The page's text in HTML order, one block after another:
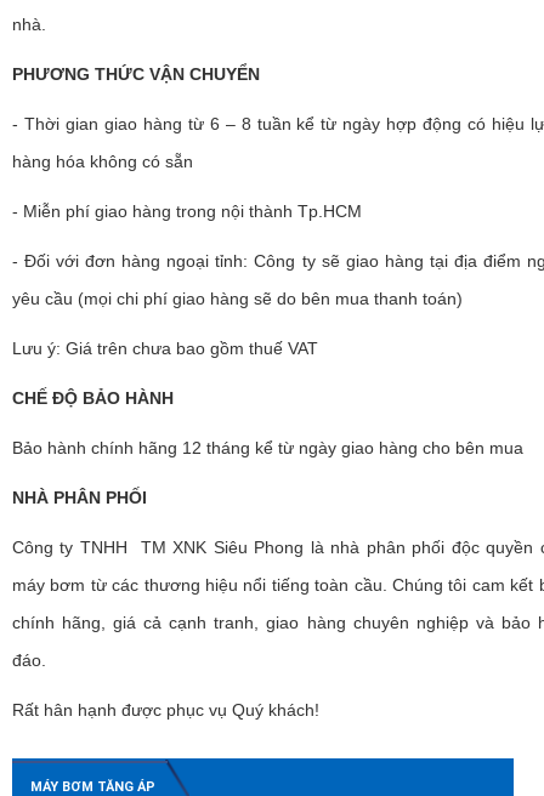
nhà.
PHƯƠNG THỨC VẬN CHUYỂN
- Thời gian giao hàng từ 6 – 8 tuần kể từ ngày hợp động có hiệu
hàng hóa không có sẵn
- Miễn phí giao hàng trong nội thành Tp.HCM
- Đối với đơn hàng ngoại tỉnh: Công ty sẽ giao hàng tại địa điểm
yêu cầu (mọi chi phí giao hàng sẽ do bên mua thanh toán)
Lưu ý: Giá trên chưa bao gồm thuế VAT
CHẾ ĐỘ BẢO HÀNH
Bảo hành chính hãng 12 tháng kể từ ngày giao hàng cho bên mua
NHÀ PHÂN PHỐI
Công ty TNHH TM XNK Siêu Phong là nhà phân phối độc quyền
máy bơm từ các thương hiệu nổi tiếng toàn cầu. Chúng tôi cam kết
chính hãng, giá cả cạnh tranh, giao hàng chuyên nghiệp và bảo
đáo.
Rất hân hạnh được phục vụ Quý khách!
MÁY BƠM TĂNG ÁP